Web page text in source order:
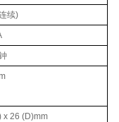
续)
x 26 (D)mm